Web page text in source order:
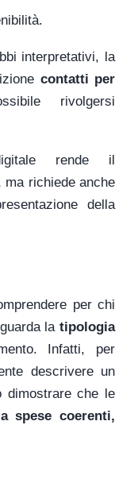
interpretativi, la
contatti per
rivolgersi
rende il
ma richiede anche
della
per chi
la tipologia
Infatti, per
descrivere un
dimostrare che le
spese coerenti,